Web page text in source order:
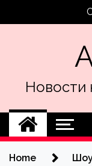
Новости
Home